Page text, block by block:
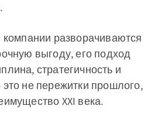
разворачиваются
выгоду, его подход
стратегичность и
это не пережитки прошлого,
XXI века.